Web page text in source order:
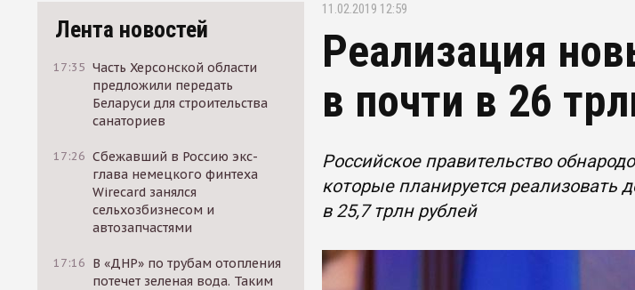
Лента новостей
17:35 Часть Херсонской области
предложили передать
Беларуси для строительства
санаториев
17:26 Сбежавший в Россию экс-
глава немецкого финтеха
Wirecard занялся
сельхозбизнесом и
автозапчастями
17:16 В «ДНР» по трубам отопления
потечет зеленая вода. Таким
11.02.2019 12:59
Реализация
в почти в 26
Российское правительство
которые планируется реализовать
в 25,7 трлн рублей